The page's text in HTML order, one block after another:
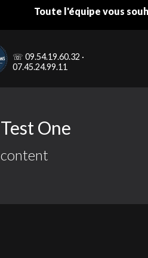
Toute l'équipe vous
☏ 09.54.19.60.32 ·
07.45.24.99.11
28
Test One
content